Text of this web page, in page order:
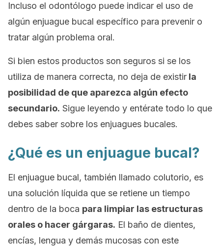
Incluso el odontólogo puede indicar el uso de
algún enjuague bucal específico para prevenir o
tratar algún problema oral.
Si bien estos productos son seguros si se los
utiliza de manera correcta, no deja de existir la
posibilidad de que aparezca algún efecto
secundario. Sigue leyendo y entérate todo lo que
debes saber sobre los enjuagues bucales.
¿Qué es un enjuague bucal?
El enjuague bucal, también llamado colutorio, es
una solución líquida que se retiene un tiempo
dentro de la boca para limpiar las estructuras
orales o hacer gárgaras. El baño de dientes,
encías, lengua y demás mucosas con este